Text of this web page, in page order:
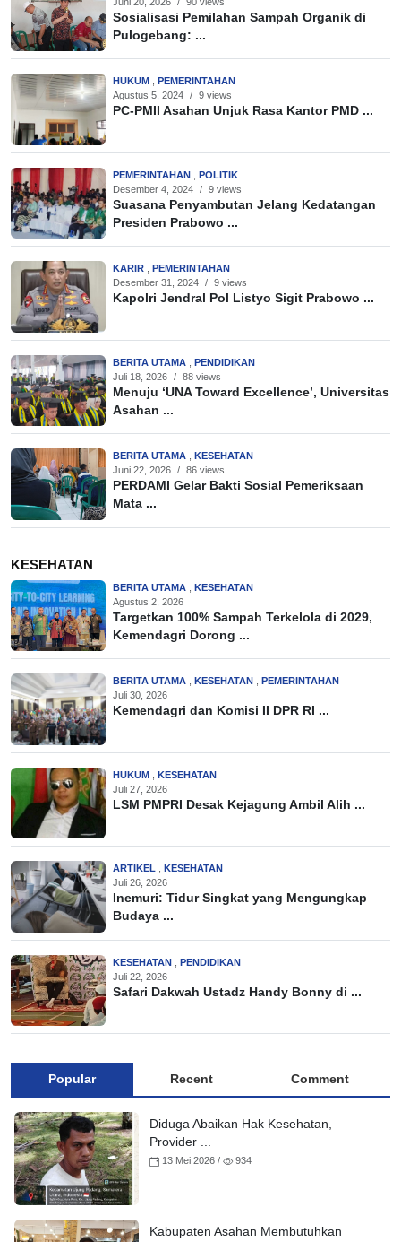
Sosialisasi Pemilahan Sampah Organik di
Pulogebang: ...
HUKUM
PEMERINTAHAN
Agustus 5, 2024 / 9 views
PC-PMII Asahan Unjuk Rasa Kantor PMD ...
PEMERINTAHAN
POLITIK
Desember 4, 2024 / 9 views
Suasana Penyambutan Jelang Kedatangan
Presiden Prabowo ...
KARIR
PEMERINTAHAN
Desember 31, 2024 / 9 views
Kapolri Jendral Pol Listyo Sigit Prabowo ...
BERITA UTAMA
PENDIDIKAN
Juli 18, 2026 / 88 views
Menuju ‘UNA Toward Excellence’, Universitas
Asahan ...
BERITA UTAMA
KESEHATAN
Juni 22, 2026 / 86 views
PERDAMI Gelar Bakti Sosial Pemeriksaan
Mata ...
KESEHATAN
BERITA UTAMA
KESEHATAN
Agustus 2, 2026
Targetkan 100% Sampah Terkelola di 2029,
Kemendagri Dorong ...
BERITA UTAMA KESEHATAN
PEMERINTAHAN
Juli 30, 2026
Kemendagri dan Komisi II DPR RI ...
HUKUM
KESEHATAN
Juli 27, 2026
LSM PMPRI Desak Kejagung Ambil Alih ...
ARTIKEL
KESEHATAN
Juli 26, 2026
Inemuri: Tidur Singkat yang Mengungkap
Budaya ...
KESEHATAN
PENDIDIKAN
Juli 22, 2026
Safari Dakwah Ustadz Handy Bonny di ...
Popular Recent Comment
Diduga Abaikan Hak Kesehatan,
Provider ...
13 Mei 2026 / 934
Kabupaten Asahan Membutuhkan